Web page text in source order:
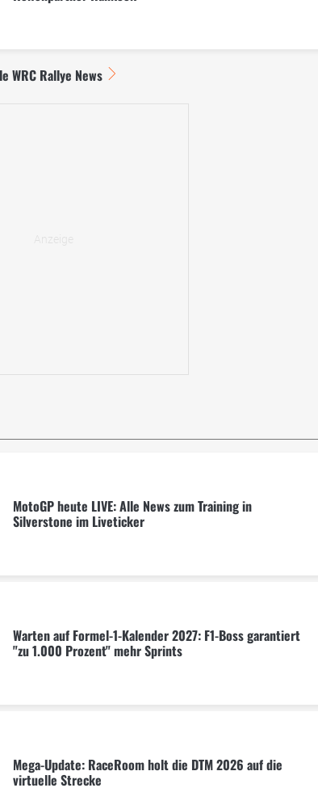
WRC Rallye News
MotoGP heute LIVE: Alle News zum Training in
Silverstone im Liveticker
Warten auf Formel-1-Kalender 2027: F1-Boss garantiert
"zu 1.000 Prozent" mehr Sprints
Mega-Update: RaceRoom holt die DTM 2026 auf die
virtuelle Strecke